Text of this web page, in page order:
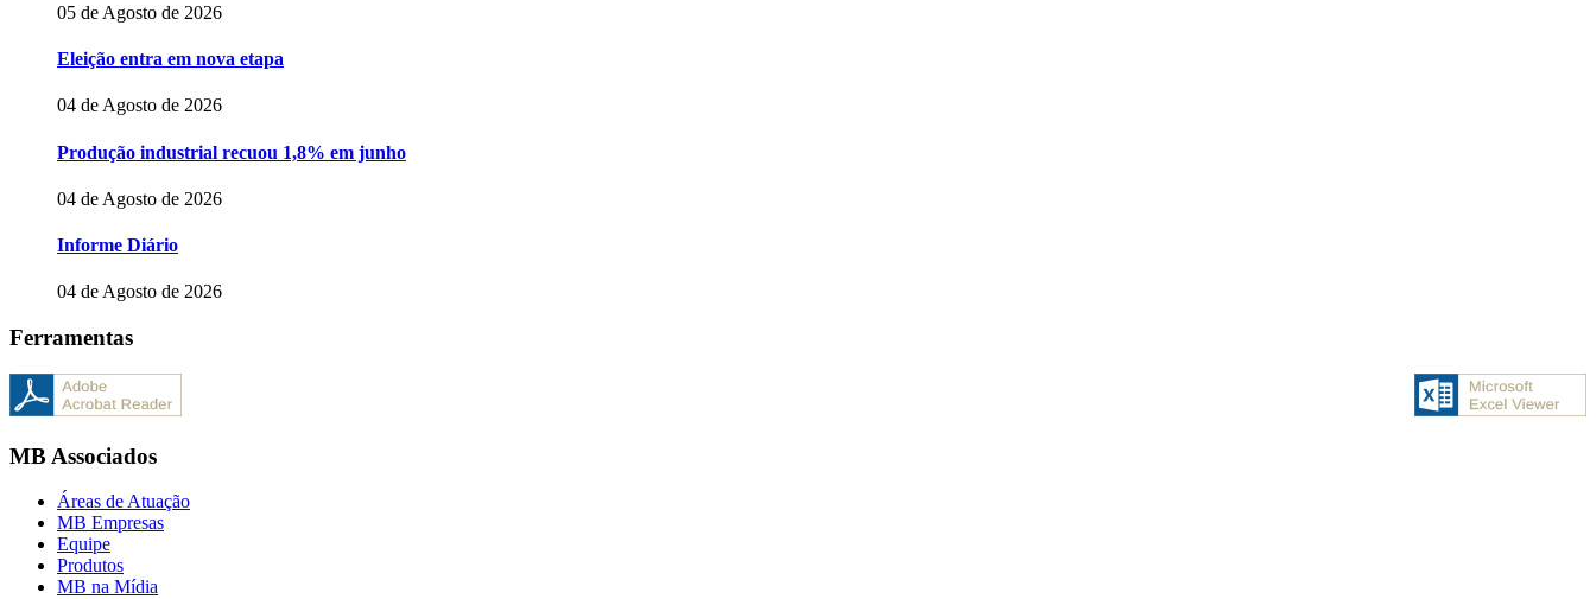
05 de Agosto de 2026
Eleição entra em nova etapa
04 de Agosto de 2026
Produção industrial recuou 1,8% em junho
04 de Agosto de 2026
Informe Diário
04 de Agosto de 2026
Ferramentas
MB Associados
Áreas de Atuação
MB Empresas
Equipe
Produtos
MB na Mídia